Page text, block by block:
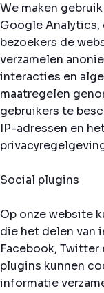
We maken
Google Analytics,
bezoekers de
verzamelen
interacties en
maatregelen
gebruikers te
IP-adressen en
Social plugins
Op onze website
die het delen van
Facebook, Twitter
plugins kunnen
informatie